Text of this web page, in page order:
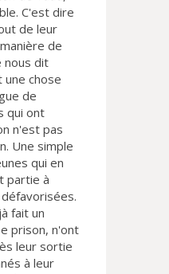
C'est dire
de leur
de
nous dit
une chose
de
qui ont
n'est pas
Une simple
qui en
partie à
fait un
prison, n'ont
leur sortie
à leur